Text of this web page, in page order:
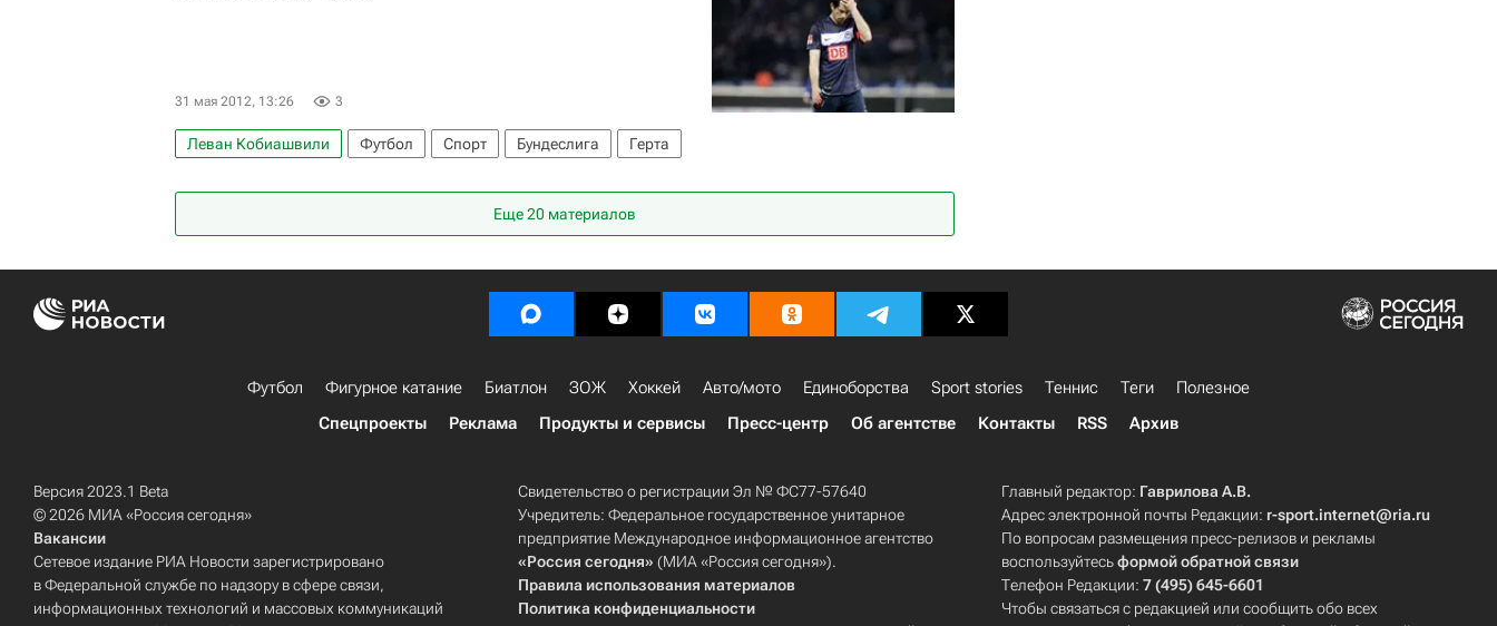
31 мая 2012, 13:26 3
Леван Кобиашвили Футбол Спорт Бундеслига Герта
Еще 20 материалов
Футбол Фигурное катание Биатлон ЗОЖ Хоккей Авто/мото Единоборства Sport stories Теннис Теги
Полезное
Спецпроекты
Реклама Продукты и сервисы Пресс-центр Об агентстве Контакты RSS Архив
Версия 2023.1 Beta
© 2026 МИА «Россия сегодня»
Вакансии
Сетевое издание РИА Новости зарегистрировано
в Федеральной службе по надзору в сфере связи,
информационных технологий и массовых коммуникаций
Свидетельство о регистрации Эл № ФС77-57640
Учредитель: Федеральное государственное унитарное
предприятие Международное информационное агентство
«Россия сегодня» (МИА «Россия сегодня»).
Правила использования материалов
Политика конфиденциальности
Главный редактор: Гаврилова А.В.
Адрес электронной почты Редакции: r-sport.internet@ria.ru
По вопросам размещения пресс-релизов и рекламы
воспользуйтесьформой обратной связи
Телефон Редакции:7 (495) 645-6601
Чтобы связаться с редакцией или сообщить обо всех